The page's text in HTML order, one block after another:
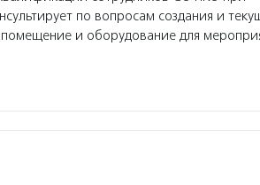
по вопросам создания и
и оборудование для